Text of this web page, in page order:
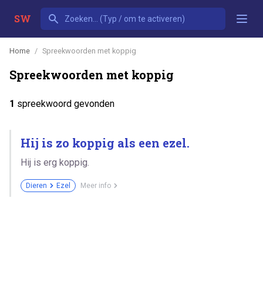
SW
Home Spreekwoorden met koppig
Spreekwoorden met koppig
1 spreekwoord gevonden
Hij is zo koppig als een ezel.
Hij is erg koppig.
Dieren Ezel Meer info